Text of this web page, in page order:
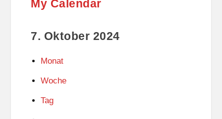
My Calendar
7. Oktober 2024
Monat
Woche
Tag